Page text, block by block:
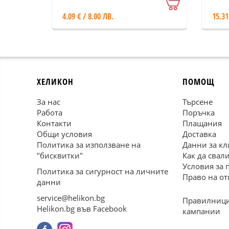
4.09 € / 8.00 ЛВ.
ХЕЛИКОН
За нас
Работа
Контакти
Общи условия
Политика за използване на
"бисквитки"
Политика за сигурност на личните
данни
service@helikon.bg
Helikon.bg във Facebook
ПОМОЩ
Търсене
Поръчка
Плащания
Доставка
Данни за
Как да
Условия за
Право на
кампании